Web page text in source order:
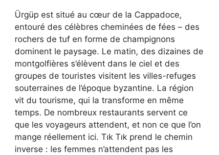
Ürgüp est situé au cœur de la Cappadoce,
entouré des célèbres cheminées de fées – des
rochers de tuf en forme de champignons
dominent le paysage. Le matin, des dizaines de
montgolfières s’élèvent dans le ciel et des
groupes de touristes visitent les villes-refuges
souterraines de l’époque byzantine. La région
vit du tourisme, qui la transforme en même
temps. De nombreux restaurants servent ce
que les voyageurs attendent, et non ce que l’on
mange réellement ici. Tık Tık prend le chemin
inverse : les femmes n’attendent pas les